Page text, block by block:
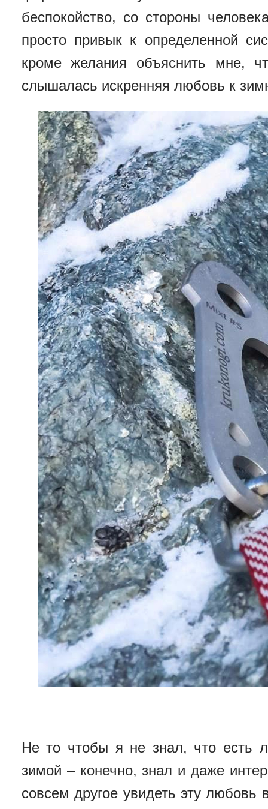
беспокойство, со стороны
просто привык к определенной
кроме желания объяснить мне,
слышалась искренняя любовь к
Не то чтобы я не знал, что есть
зимой – конечно, знал и даже
совсем другое увидеть эту любовь